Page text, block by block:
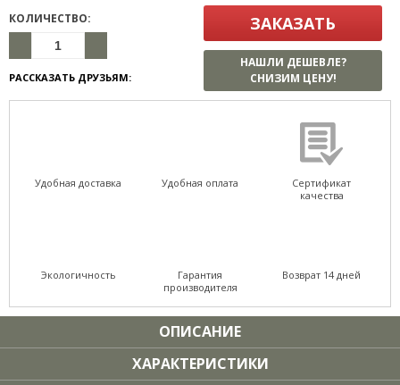
КОЛИЧЕСТВО:
РАССКАЗАТЬ ДРУЗЬЯМ:
ЗАКАЗАТЬ
НАШЛИ ДЕШЕВЛЕ?
СНИЗИМ ЦЕНУ!
Удобная доставка Удобная оплата
Сертификат
качества
Экологичность
Гарантия
производителя
Возврат 14 дней
ОПИСАНИЕ
ХАРАКТЕРИСТИКИ